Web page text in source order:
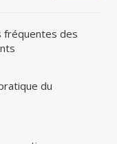
fréquentes des
du